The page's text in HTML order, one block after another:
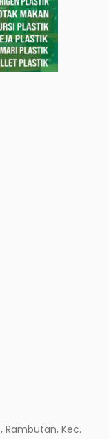
Rambutan, Kec.